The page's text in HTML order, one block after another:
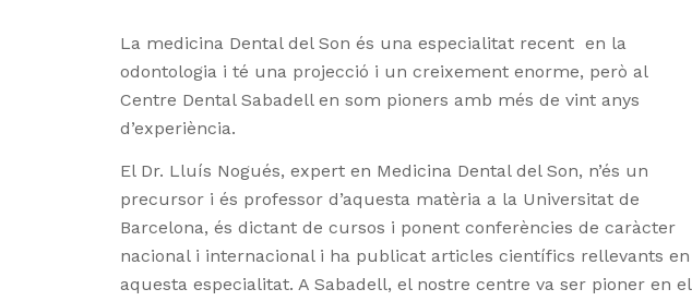
La medicina Dental del Son és una especialitat recent en la
odontologia i té una projecció i un creixement enorme, però al
Centre Dental Sabadell en som pioners amb més de vint anys
d’experiència.
El Dr. Lluís Nogués, expert en Medicina Dental del Son, n’és un
precursor i és professor d’aquesta matèria a la Universitat de
Barcelona, és dictant de cursos i ponent conferències de caràcter
nacional i internacional i ha publicat articles científics rellevants en
aquesta especialitat. A Sabadell, el nostre centre va ser pioner en el